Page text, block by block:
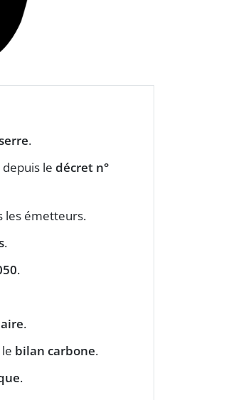
.
le décret n°
les émetteurs.
.
.
.
bilan carbone.
.